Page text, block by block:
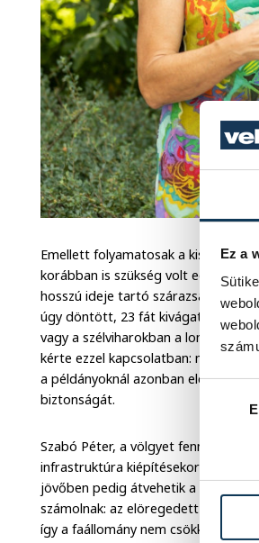
Ez a
Emellett folyamatosak a kisebb-
korábban is szükség volt egy-egy
hosszú ideje tartó szárazság és a
úgy döntött, 23 fát kivágatnak,
vagy a szélviharokban a
kérte ezzel kapcsolatban: mint
a példányoknál azonban elértek
biztonságát.
Szabó Péter, a völgyet fenntartó
infrastruktúra kiépítésekor
jövőben pedig átvehetik a most
számolnak: az elöregedett fákat a
így a faállomány nem csökken.